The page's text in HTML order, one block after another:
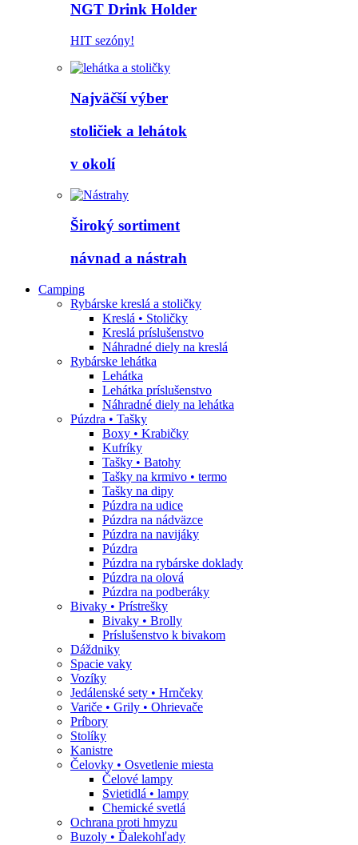
NGT Drink Holder
HIT sezóny!
Najväčší výber
stoličiek a lehátok
v okolí
Široký sortiment
návnad a nástrah
Camping
Rybárske kreslá a stoličky
Kreslá • Stoličky
Kreslá príslušenstvo
Náhradné diely na kreslá
Rybárske lehátka
Lehátka
Lehátka príslušenstvo
Náhradné diely na lehátka
Púzdra • Tašky
Boxy • Krabičky
Kufríky
Tašky • Batohy
Tašky na krmivo • termo
Tašky na dipy
Púzdra na udice
Púzdra na nádväzce
Púzdra na navijáky
Púzdra
Púzdra na rybárske doklady
Púzdra na olová
Púzdra na podberáky
Bivaky • Prístrešky
Bivaky • Brolly
Príslušenstvo k bivakom
Dáždniky
Spacie vaky
Vozíky
Jedálenské sety • Hrnčeky
Variče • Grily • Ohrievače
Príbory
Stolíky
Kanistre
Čelovky • Osvetlenie miesta
Čelové lampy
Svietidlá • lampy
Chemické svetlá
Ochrana proti hmyzu
Buzoly • Ďalekohľady